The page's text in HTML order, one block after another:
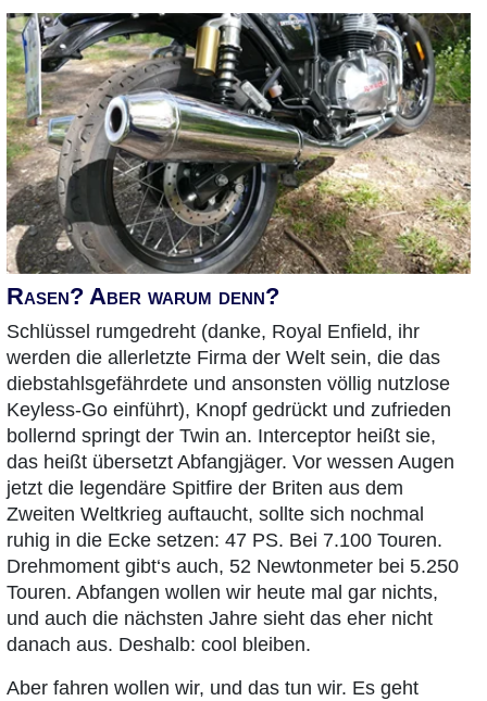
Rasen? Aber warum denn?
Schlüssel rumgedreht (danke, Royal Enfield, ihr
werden die allerletzte Firma der Welt sein, die das
diebstahlsgefährdete und ansonsten völlig nutzlose
Keyless-Go einführt), Knopf gedrückt und zufrieden
bollernd springt der Twin an. Interceptor heißt sie,
das heißt übersetzt Abfangjäger. Vor wessen Augen
jetzt die legendäre Spitfire der Briten aus dem
Zweiten Weltkrieg auftaucht, sollte sich nochmal
ruhig in die Ecke setzen: 47 PS. Bei 7.100 Touren.
Drehmoment gibt‘s auch, 52 Newtonmeter bei 5.250
Touren. Abfangen wollen wir heute mal gar nichts,
und auch die nächsten Jahre sieht das eher nicht
danach aus. Deshalb: cool bleiben.
Aber fahren wollen wir, und das tun wir. Es geht